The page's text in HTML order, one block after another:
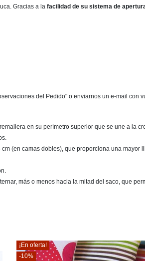
Gracias a la facilidad de su sistema de
del Pedido" o enviarnos un e-mail con
en su perímetro superior que se une a la
(en camas dobles), que proporciona una mayor
más o menos hacia la mitad del saco, que
¡En oferta!
-10%